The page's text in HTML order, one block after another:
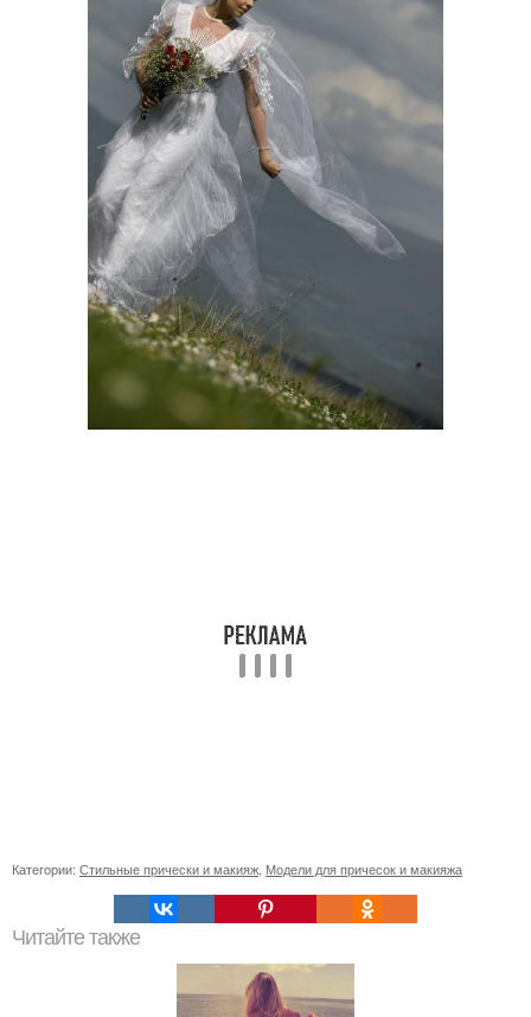
Категории: Стильные прически и макияж Модели для причесок и макияжа
Читайте также